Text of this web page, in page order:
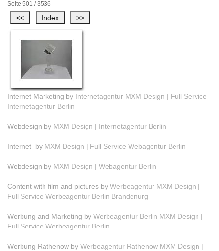
Seite 501 / 3536
Internet Marketing by Internetagentur MXM Design | Full Service
Internetagentur Berlin
Webdesign by MXM Design | Internetagentur Berlin
Internet by MXM Design | Full Service Webagentur Berlin
Webdesign by MXM Design | Webagentur Berlin
Content with film and pictures by Werbeagentur MXM Design |
Full Service Werbeagentur Berlin Brandenurg
Werbung and Marketing by Werbeagentur Berlin MXM Design |
Full Service Werbeagentur Berlin
Werbung Rathenow by Werbeagentur Rathenow MXM Design |